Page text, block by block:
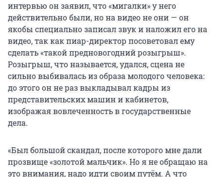
интервью он заявил, что «мигалки» у него
действительно были, но на видео не они — он
якобы специально записал звук и наложил его на
видео, так как пиар-директор посоветовал ему
сделать «такой предновогодний розыгрыш».
Розыгрыш, что называется, удался, сцена не
сильно выбивалась из образа молодого человека:
до этого он не раз выкладывал кадры из
представительских машин и кабинетов,
изображая вовлеченность в государственные
дела.
«Был большой скандал, после которого мне дали
прозвище «золотой мальчик». Но я не обращаю на
это внимания, надо идти своим путём. А что